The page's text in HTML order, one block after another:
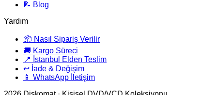
📝 Blog
Yardım
📦 Nasıl Sipariş Verilir
🚚 Kargo Süreci
📍 İstanbul Elden Teslim
↩️ İade & Değişim
📱 WhatsApp İletişim